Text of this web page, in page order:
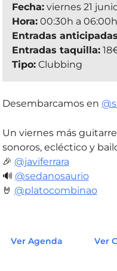
Fecha:viernes 21
Hora:00:30h a 06:00h
Entradas
Entradas taquilla:
Tipo:Clubbing
Desembarcamos en
Un viernes más
sonoros, ecléctico y
🎉 @javiferrara
🔊 @sedanosaurio
🤘 @platocombinao
Ver Agenda Ver